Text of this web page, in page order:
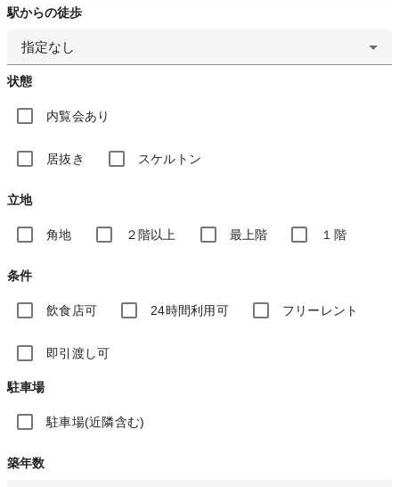
駅からの徒歩
指定なし
状態
内覧会あり
居抜き スケルトン
立地
角地 ２階以上 最上階 １階
条件
飲食店可 24時間利用可 フリーレント
即引渡し可
駐車場
駐車場(近隣含む)
築年数